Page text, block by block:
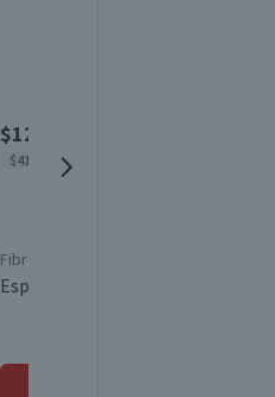
$1250
$417 x un
Fibro
Esponja Fibro Activ Acanalada 3 un.